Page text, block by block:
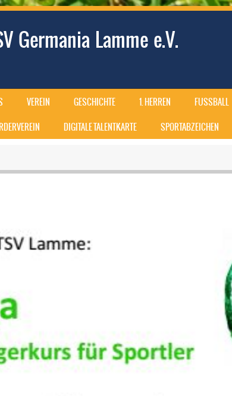
Germania Lamme e.V.
VEREIN GESCHICHTE 1. HERREN FUSSBALL
DIGITALE TALENTKARTE SPORTABZEICHEN